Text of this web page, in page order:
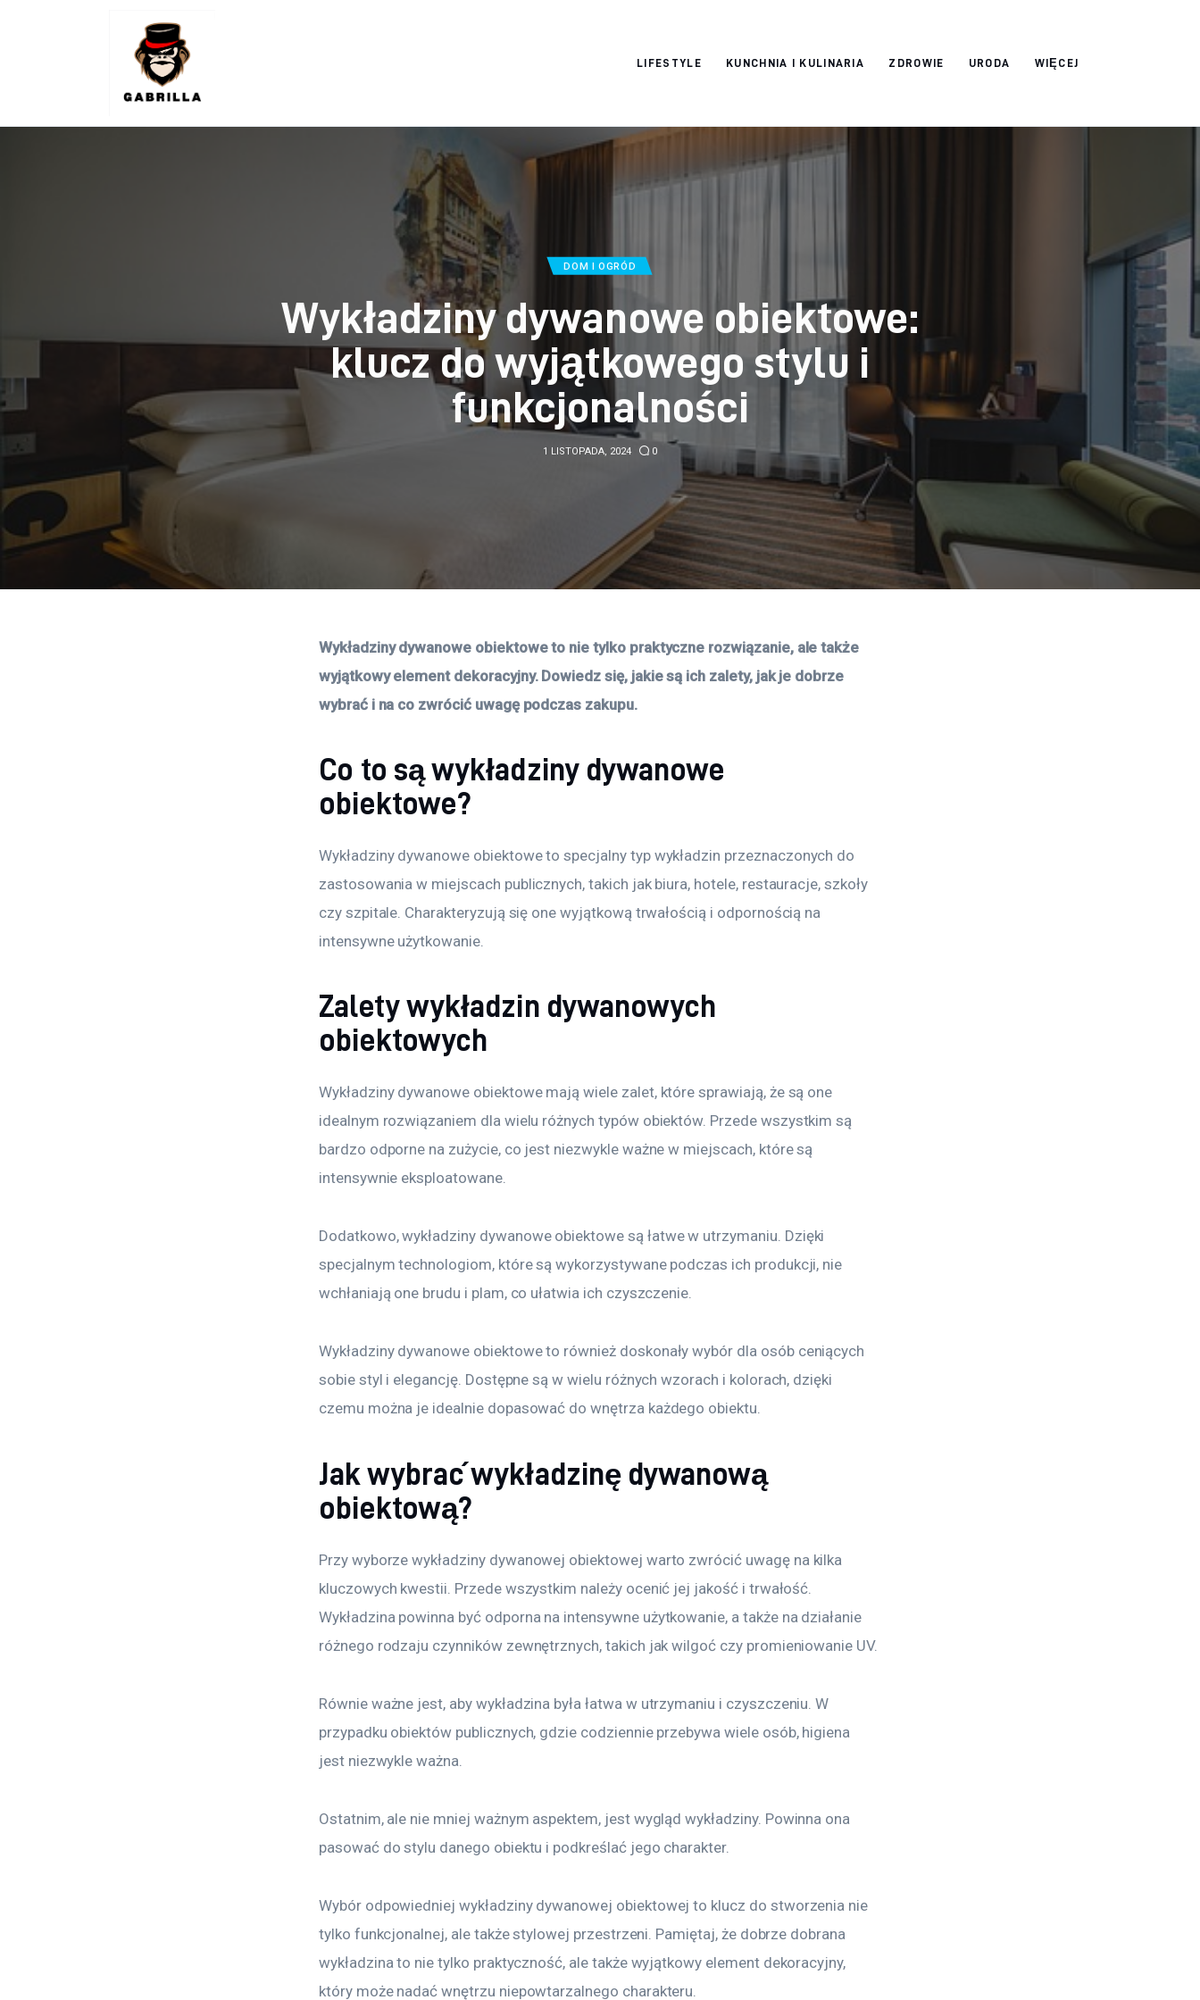
LIFESTYLE KUNCHNIA I KULINARIA ZDROWIE URODA WIĘCEJ
DOM I OGRÓD
Wykładziny dywanowe obiektowe:
klucz do wyjątkowego stylu i
funkcjonalności
1 LISTOPADA, 2024 0
Wykładziny dywanowe obiektowe to nie tylko praktyczne rozwiązanie, ale także
wyjątkowy element dekoracyjny. Dowiedz się, jakie są ich zalety, jak je dobrze
wybrać i na co zwrócić uwagę podczas zakupu.
Co to są wykładziny dywanowe
obiektowe?
Wykładziny dywanowe obiektowe to specjalny typ wykładzin przeznaczonych do
zastosowania w miejscach publicznych, takich jak biura, hotele, restauracje, szkoły
czy szpitale. Charakteryzują się one wyjątkową trwałością i odpornością na
intensywne użytkowanie.
Zalety wykładzin dywanowych
obiektowych
Wykładziny dywanowe obiektowe mają wiele zalet, które sprawiają, że są one
idealnym rozwiązaniem dla wielu różnych typów obiektów. Przede wszystkim są
bardzo odporne na zużycie, co jest niezwykle ważne w miejscach, które są
intensywnie eksploatowane.
Dodatkowo, wykładziny dywanowe obiektowe są łatwe w utrzymaniu. Dzięki
specjalnym technologiom, które są wykorzystywane podczas ich produkcji, nie
wchłaniają one brudu i plam, co ułatwia ich czyszczenie.
Wykładziny dywanowe obiektowe to również doskonały wybór dla osób ceniących
sobie styl i elegancję. Dostępne są w wielu różnych wzorach i kolorach, dzięki
czemu można je idealnie dopasować do wnętrza każdego obiektu.
Jak wybrać wykładzinę dywanową
obiektową?
Przy wyborze wykładziny dywanowej obiektowej warto zwrócić uwagę na kilka
kluczowych kwestii. Przede wszystkim należy ocenić jej jakość i trwałość.
Wykładzina powinna być odporna na intensywne użytkowanie, a także na działanie
różnego rodzaju czynników zewnętrznych, takich jak wilgoć czy promieniowanie UV.
Równie ważne jest, aby wykładzina była łatwa w utrzymaniu i czyszczeniu. W
przypadku obiektów publicznych, gdzie codziennie przebywa wiele osób, higiena
jest niezwykle ważna.
Ostatnim, ale nie mniej ważnym aspektem, jest wygląd wykładziny. Powinna ona
pasować do stylu danego obiektu i podkreślać jego charakter.
Wybór odpowiedniej wykładziny dywanowej obiektowej to klucz do stworzenia nie
tylko funkcjonalnej, ale także stylowej przestrzeni. Pamiętaj, że dobrze dobrana
wykładzina to nie tylko praktyczność, ale także wyjątkowy element dekoracyjny,
który może nadać wnętrzu niepowtarzalnego charakteru.